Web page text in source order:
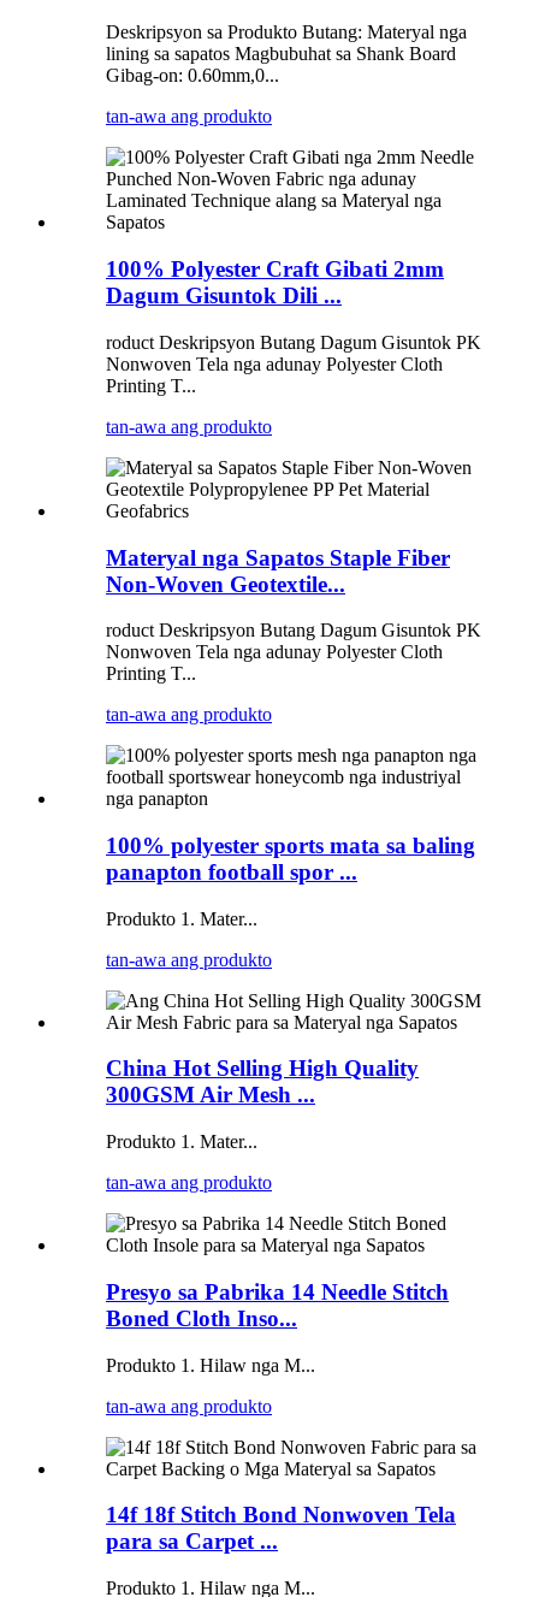
Deskripsyon sa Produkto Butang: Materyal nga
lining sa sapatos Magbubuhat sa Shank Board
Gibag-on: 0.60mm,0...
tan-awa ang produkto
100% Polyester Craft Gibati 2mm
Dagum Gisuntok Dili ...
roduct Deskripsyon Butang Dagum Gisuntok PK
Nonwoven Tela nga adunay Polyester Cloth
Printing T...
tan-awa ang produkto
Materyal nga Sapatos Staple Fiber
Non-Woven Geotextile...
roduct Deskripsyon Butang Dagum Gisuntok PK
Nonwoven Tela nga adunay Polyester Cloth
Printing T...
tan-awa ang produkto
100% polyester sports mata sa baling
panapton football spor ...
Produkto 1. Mater...
tan-awa ang produkto
China Hot Selling High Quality
300GSM Air Mesh ...
Produkto 1. Mater...
tan-awa ang produkto
Presyo sa Pabrika 14 Needle Stitch
Boned Cloth Inso...
Produkto 1. Hilaw nga M...
tan-awa ang produkto
14f 18f Stitch Bond Nonwoven Tela
para sa Carpet ...
Produkto 1. Hilaw nga M...